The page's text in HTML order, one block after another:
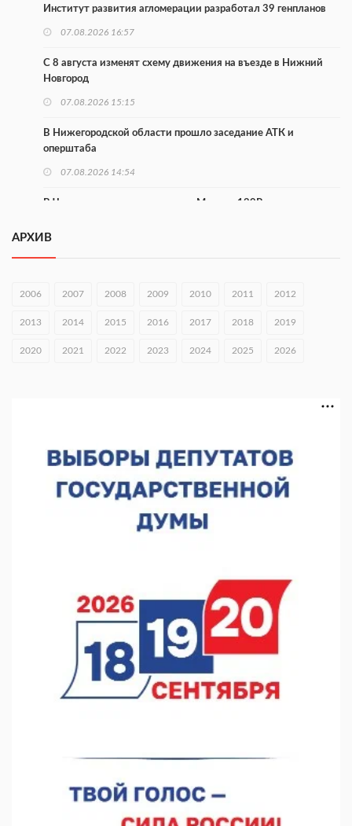
Институт развития агломерации разработал 39 генпланов
07.08.2026 16:57
С 8 августа изменят схему движения на въезде в Нижний
Новгород
07.08.2026 15:15
В Нижегородской области прошло заседание АТК и
оперштаба
07.08.2026 14:54
В Чкаловске спустили на воду «Метеор-120Р»
В Нижегородской области выбрали лучшего лесного
07.08.2026 13:48
В Нижнем Новгороде отметили 70-летие Дня строителя
07.08.2026 13:15
В Нижнем Новгороде прошло совещание Росгвардии
покраской телебашни
07.08.2026 11:20
В автобусах Арзамаса устанавливают терминалы оплаты
07.08.2026 11:03
АРХИВ
2006 2007 2008 2009 2010 2011 2012
2013 2014 2015 2016 2017 2018 2019
2020 2021 2022 2023 2024 2025 2026